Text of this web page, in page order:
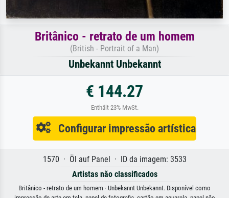
Britânico - retrato de um homem
(British - Portrait of a Man)
Unbekannt Unbekannt
€ 144.27
Enthält 23% MwSt.
Configurar impressão artística
1570 · Öl auf Panel · ID da imagem: 3533
Artistas não classificados
Britânico - retrato de um homem · Unbekannt Unbekannt. Disponível como